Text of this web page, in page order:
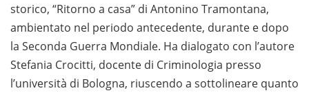
storico, “Ritorno a casa” di Antonino Tramontana,
ambientato nel periodo antecedente, durante e dopo
la Seconda Guerra Mondiale. Ha dialogato con l’autore
Stefania Crocitti, docente di Criminologia presso
l’università di Bologna, riuscendo a sottolineare quanto